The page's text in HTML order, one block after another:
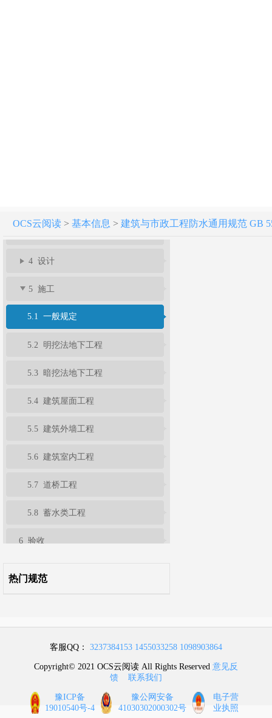
OCS云阅读> 基本信息 > 建筑与市政工程防水通用规范 GB
4 设计
5 施工
5.1 一般规定
5.2 明挖法地下工程
5.3 暗挖法地下工程
5.4 建筑屋面工程
5.5 建筑外墙工程
5.6 建筑室内工程
5.7 道桥工程
5.8 蓄水类工程
6 验收
条文说明
热门规范
客服QQ： 3237384153 1455033258 1098903864
Copyright© 2021 OCS云阅读 All Rights Reserved 意见反
馈
联系我们
豫ICP备
19010540号-4
豫公网安备
41030302000302号
电子营
业执照